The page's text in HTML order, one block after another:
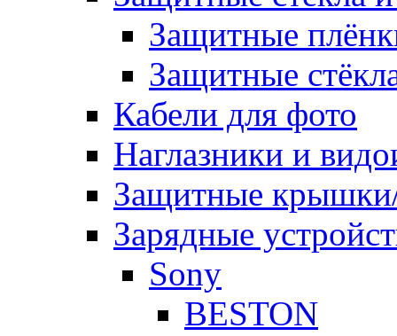
Защитные
Защитные
Кабели для фото
Наглазники и
Защитные
Зарядные
Sony
BESTON